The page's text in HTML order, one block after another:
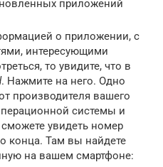
приложений
о приложении, с
интересующими
то увидите, что в
. Нажмите на него. Одно
производителя вашего
системы и
увидеть номер
конца. Там вы найдете
на вашем смартфоне: